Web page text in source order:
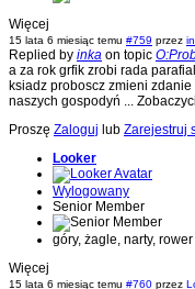
Więcej
15 lata 6 miesiąc temu #759 przez
Replied by inka on topic
a za rok grfik zrobi rada
ksiadz proboscz zmieni
naszych gospodyń ...
Proszę Zaloguj lub Zarejestruj
Looker
Wylogowany
Senior Member
góry, żagle, narty, rower
Więcej
15 lata 6 miesiąc temu #760 przez